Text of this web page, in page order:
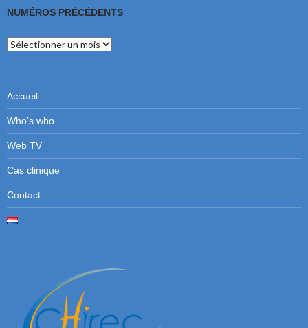
NUMÉROS PRÉCÉDENTS
Numéros
précédents
Accueil
Who’s who
Web TV
Cas clinique
Contact